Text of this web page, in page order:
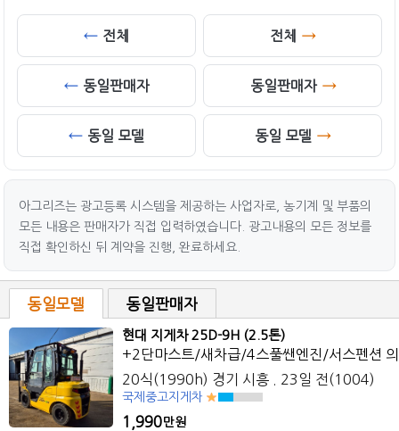
전체
동일판매자
동일 모델
전체
동일판매자
동일 모델
아그리즈는 광고등록 시스템을 제공하는 사업자로, 농기계 및 부품의
모든 내용은 판매자가 직접 입력하였습니다. 광고내용의 모든 정보를
직접 확인하신 뒤 계약을 진행, 완료하세요.
동일모델 동일판매자
현대 지게차 25D-9H (2.5톤)
+2단마스트/새차급/4스풀쌘엔진/서스펜션
20식(1990h) 경기 시흥 . 23일 전(1004)
국제중고지게차
1,990만원